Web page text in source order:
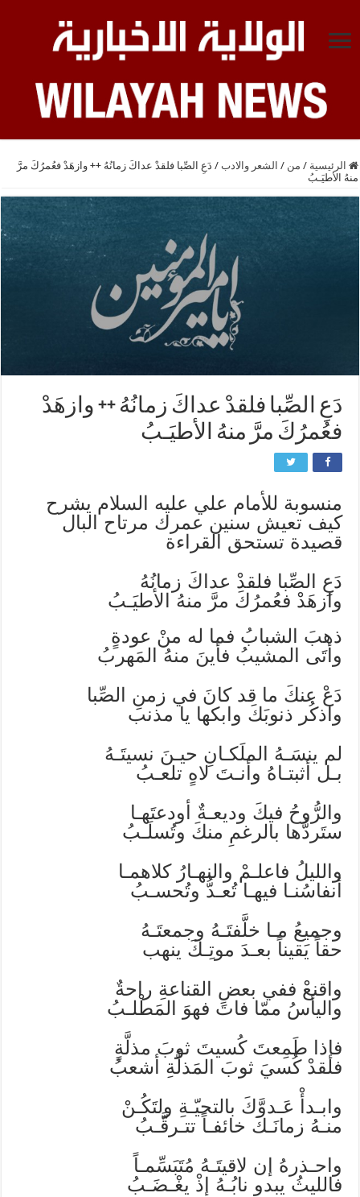
الرئيسية / من / الشعر والادب / دَعِ الصِّبا فلقدْ عداكَ زمانُهُ ++ وازهَدْ فعُمرُكَ مرَّ
منهُ الأطيَـبُ
دَعِ الصِّبا فلقدْ عداكَ زمانُهُ ++ وازهَدْ
فعُمرُكَ مرَّ منهُ الأطيَـبُ
منسوبة للأمام علي عليه السلام يشرح
كيف تعيش سنين عمرك مرتاح البال
قصيدة تستحق القراءة
دَعِ الصِّبا فلقدْ عداكَ زمانُهُ
وازهَدْ فعُمرُكَ مرَّ منهُ الأطيَـبُ
ذهبَ الشبابُ فما له منْ عودةٍ
وأتَى المشيبُ فأينَ منهُ المَهربُ
دَعْ عنكَ ما قد كانَ في زمنِ الصِّبا
واذكُر ذنوبَكَ وابكها يا مذنب
لم ينسَـهُ الملَكـانِ حيـنَ نسيتَـهُ
بـل أثبتـاهُ وأنـتَ لاهٍ تلعـبُ
والرُّوحُ فيكَ وديعـةٌ أودعتَهـا
ستَردُّها بالرغمِ منكَ وتُسلَـبُ
والليلُ فاعلـمْ والنهـارُ كلاهمـا
أنفاسُنـا فيهـا تُعـدُّ وتُحسـبُ
وجميعُ مـا خلَّفتَـهُ وجمعتَـهُ
حقاً يَقيناً بعـدَ موتِـكَ ينهب
واقنعْ ففي بعضِ القناعةِ راحةٌ
واليأسُ ممّا فاتَ فهوَ المَطْلـبُ
فإذا طَمِعتَ كُسيتَ ثوبَ مذلَّةٍ
فلقدْ كُسيَ ثوبَ المَذلَّةِ أشعبُ
وابـدأْ عَـدوَّكَ بالتحيّـةِ ولتَكُـنْ
منـهُ زمانَـكَ خائفـاً تتـرقَّـبُ
واحـذرهُ إن لاقيتَـهُ مُتَبَسِّمـاً
فالليثُ يبدو نابُـهُ إذْ يغْـضَـبُ